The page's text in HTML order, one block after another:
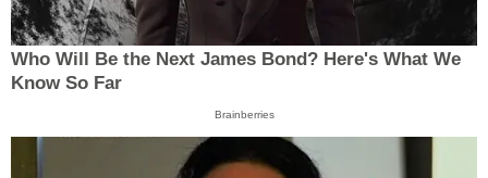
Who Will Be the Next James Bond? Here's What We
Know So Far
Brainberries